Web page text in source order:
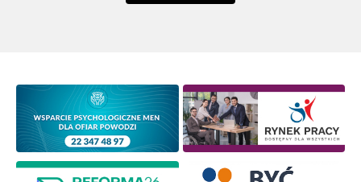
informacjami
o szkoleniach i programach.
Adres e-mail: